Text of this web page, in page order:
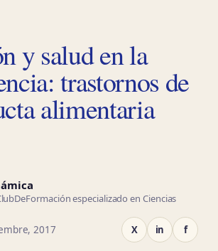
y salud en la
trastornos de
alimentaria
especializado en Ciencias
2017 X in f